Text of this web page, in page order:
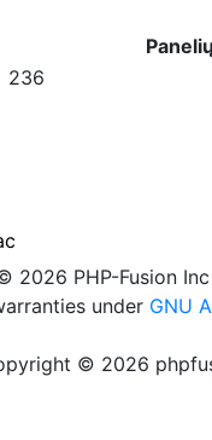
236
2026 PHP-Fusion Inc
under GNU
© 2026